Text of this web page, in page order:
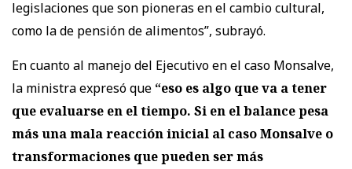
legislaciones que son pioneras en el cambio cultural,
como la de pensión de alimentos”, subrayó.
En cuanto al manejo del Ejecutivo en el caso Monsalve,
la ministra expresó que “eso es algo que va a tener
que evaluarse en el tiempo. Si en el balance pesa
más una mala reacción inicial al caso Monsalve o
transformaciones que pueden ser más